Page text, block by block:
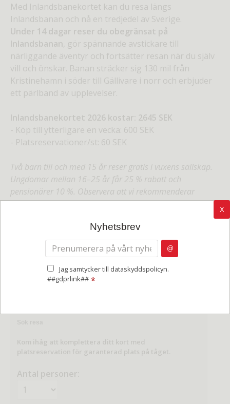
Med Inlandsbanekortet kan du resa längs
Inlandsbanan och nå en tredjedel av Sverige.
Under 14 dagar reser du obegränsat på
Inlandsbanan , gör spännande avstickare till
närliggande äventyr och fortsätter resan när du själv
vill och önskar. Banan sträcker sig 130 mil från
Kristinehamn i söder till Gällivare i norr och erbjuder
ett pärlband av upplevelser.
Inlandsbanekortet 2026 kostar: 2645 SEK
- Köp till ytterligare en vecka: 600 SEK
- Platsreservationer/st: 60 SEK
Två barn till och med 15 år reser gratis i vuxens sällskap.
Ungdomar mellan 16–25 år får 25 % rabatt och
pensionärer 10 %. Observera att vi rekommenderar
platsreservationför samtliga resenärer.
VÄLJ RESA RESENÄRER
PERSONLIGA UPPLYSNINGAR
Kom ihåg att komplettera ditt kort med
platsreservation för garanterad plats på tåget.
Antal personer:
Nyhetsbrev
Jag samtycker till dataskyddspolicyn.
##gdprlink## *
X